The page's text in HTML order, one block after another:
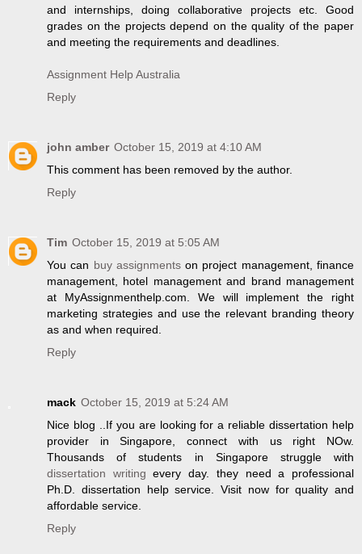
and internships, doing collaborative projects etc. Good
grades on the projects depend on the quality of the paper
and meeting the requirements and deadlines.
Assignment Help Australia
Reply
john amber October 15, 2019 at 4:10 AM
This comment has been removed by the author.
Reply
Tim October 15, 2019 at 5:05 AM
You can buy assignmentson project management, finance
management, hotel management and brand management
at MyAssignmenthelp.com. We will implement the right
marketing strategies and use the relevant branding theory
as and when required.
Reply
mack October 15, 2019 at 5:24 AM
Nice blog ..If you are looking for a reliable dissertation help
provider in Singapore, connect with us right NOw.
Thousands of students in Singapore struggle with
dissertation writing every day. they need a professional
Ph.D. dissertation help service. Visit now for quality and
affordable service.
Reply